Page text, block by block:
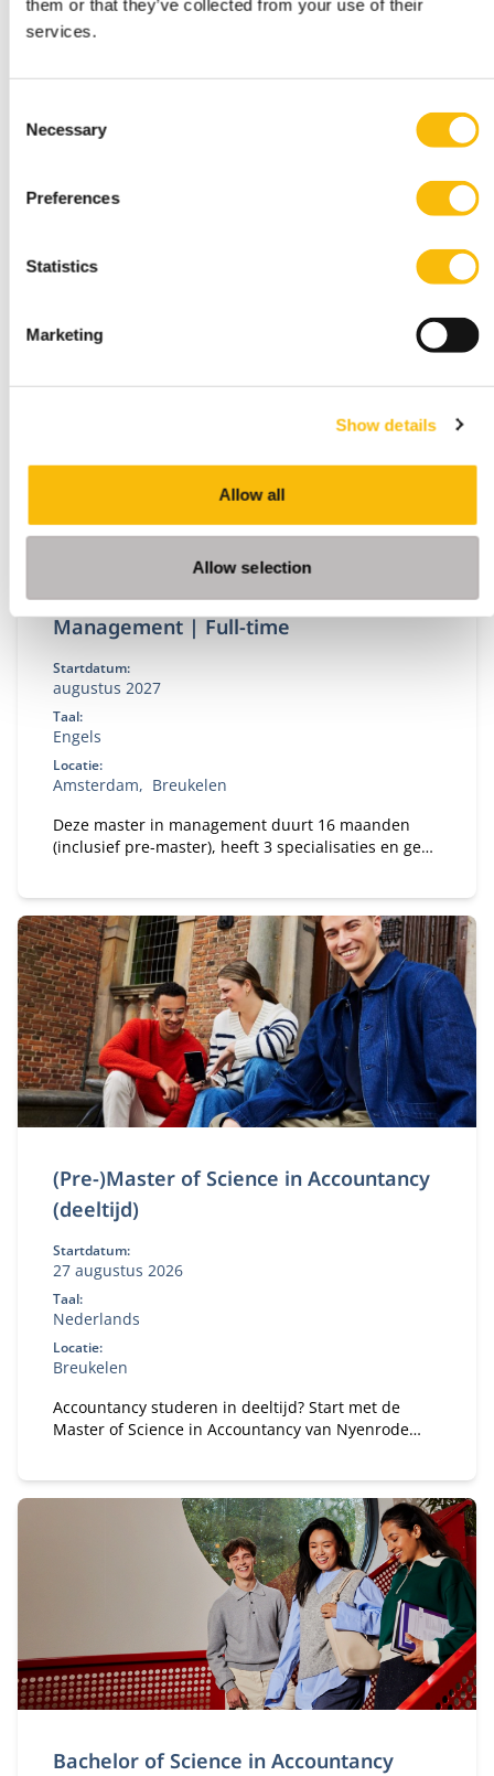
them or that they’ve collected from your use of their
services.
Selection
Necessary
Preferences
Statistics
Marketing
Show details
Allow all
Allow selection
(Pre-) Master of Science in
Management (deeltijd)
Startdatum:
Taal:
Breukelen
Deeltijd Master of Science in Management. Je
strategisch inzicht. Zo ontwikkel je jezelf tot een
(Pre-) Master of Science in
Management | Full-time
Startdatum:
augustus 2027
Taal:
Engels
Locatie:
Amsterdam
Breukelen
Deze master in management duurt 16 maanden
(inclusief pre-master), heeft 3 specialisaties en geeft
(Pre-)Master of Science in Accountancy
(deeltijd)
Startdatum:
27 augustus 2026
Taal:
Nederlands
Locatie:
Breukelen
Accountancy studeren in deeltijd? Start met de
Master of Science in Accountancy van Nyenrode
Bachelor of Science in Accountancy